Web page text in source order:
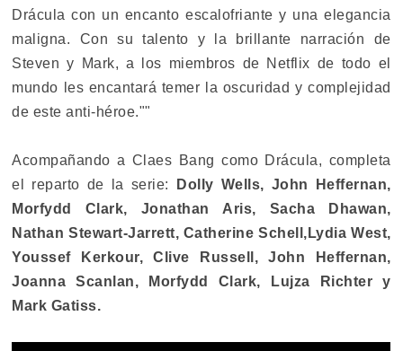
Drácula con un encanto escalofriante y una elegancia
maligna. Con su talento y la brillante narración de
Steven y Mark, a los miembros de Netflix de todo el
mundo les encantará temer la oscuridad y complejidad
de este anti-héroe.""
Acompañando a Claes Bang como Drácula, completa
el reparto de la serie:
Dolly Wells, John Heffernan,
Morfydd Clark, Jonathan Aris, Sacha Dhawan,
Nathan Stewart-Jarrett, Catherine Schell,Lydia West,
Youssef Kerkour, Clive Russell, John Heffernan,
Joanna Scanlan, Morfydd Clark, Lujza Richter y
Mark Gatiss.